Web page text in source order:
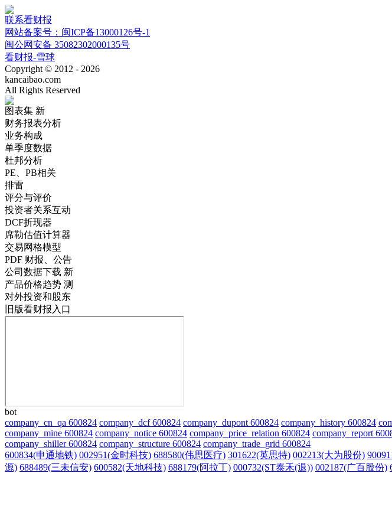
联系看财报
网站备案号：闽ICP备13000126号-1
闽公网安备 35082302000135号
看财报-雪球
Copyright © 2012 - 2026
kancaibao.com
All Rights Reserved
图表集 新
财务报表分析
业务构成
单季度数据
杜邦分析
PE、PB相关
排雷
评分与评价
投资者关系互动
DCF折现器
席勒估值计算器
交易网格模型
PDF 财报、公告
公司数据下载 新
产品价格趋势 测
对外投资和股东
旧版看财报入口
bot
company_cn_qa 600824 company_dcf 600824 company_dupont 600824 company_history 600824
company_mine 600824 company_notice 600824 company_price_relation 600824 company_report
company_shiller 600824 company_structure 600824 company_trade_grid 600824
600834(申通地铁) 002951(金时科技) 688580(伟思医疗) 301622(英思特) 002213(大为股份)
源) 688489(三未信安) 600582(天地科技) 688179(阿拉丁) 000732(ST泰禾(退)) 002187(广百股份)